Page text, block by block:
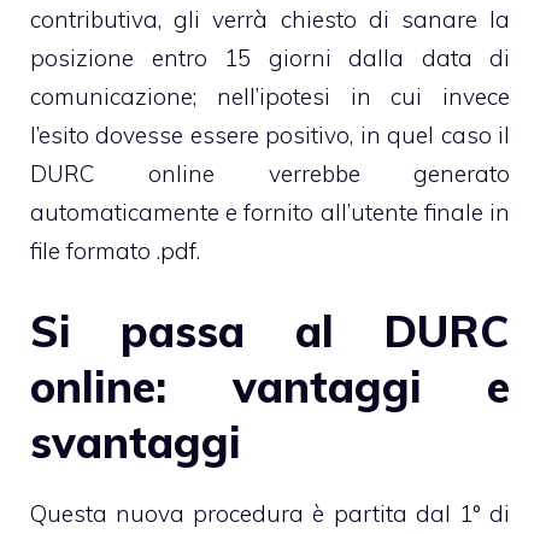
contributiva, gli verrà chiesto di sanare la
posizione entro 15 giorni dalla data di
comunicazione; nell’ipotesi in cui invece
l’esito dovesse essere positivo, in quel caso il
DURC online verrebbe generato
automaticamente e fornito all’utente finale in
file formato .pdf.
Si passa al DURC
online: vantaggi e
svantaggi
Questa nuova procedura è partita dal 1° di